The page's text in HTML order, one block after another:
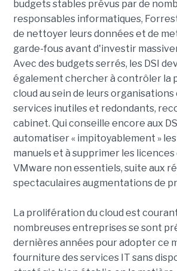
budgets stables prévus par de
responsables informatiques,
de nettoyer leurs données et de
garde-fous avant d'investir
Avec des budgets serrés, les DSI
également chercher à contrôler la
cloud au sein de leurs
services inutiles et redondants,
cabinet. Qui conseille encore aux
automatiser « impitoyablement »
manuels et à supprimer les
VMware non essentiels, suite aux
spectaculaires augmentations de
La prolifération du cloud est
nombreuses entreprises se sont
dernières années pour adopter ce
fourniture des services IT sans